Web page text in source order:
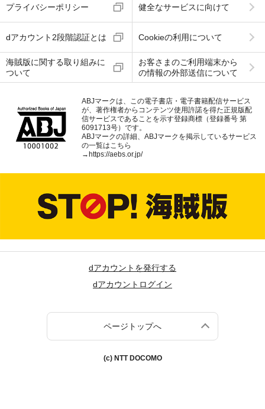
プライバシーポリシー 健全なサービスに向けて
dアカウント2段階認証とは Cookieの利用について
海賊版に関する取り組みに
ついて
お客さまのご利用端末から
の情報の外部送信について
ABJマークは、この電子書店・電子書籍配信サービス
が、著作権者からコンテンツ使用許諾を得た正規版配
信サービスであることを示す登録商標（登録番号 第
6091713号）です。
ABJマークの詳細、ABJマークを掲示しているサービス
の一覧はこちら
→https://aebs.or.jp/
dアカウントを発行する
dアカウントログイン
ページトップへ
(c) NTT DOCOMO